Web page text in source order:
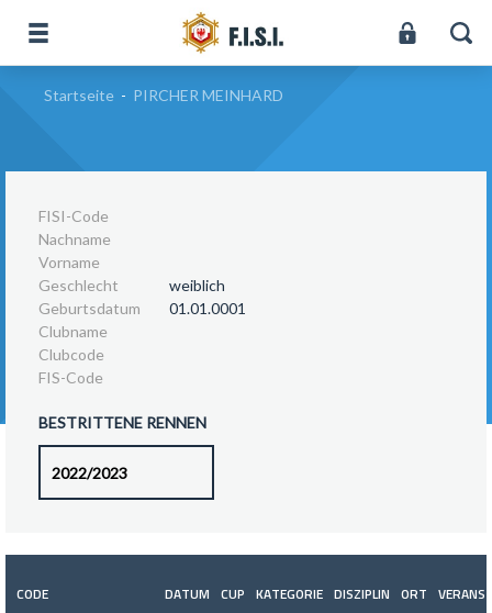
Startseite - PIRCHER MEINHARD
FISI-Code
Nachname
Vorname
Geschlecht
weiblich
Geburtsdatum
01.01.0001
Clubname
Clubcode
FIS-Code
BESTRITTENE RENNEN
CODE DATUM CUP KATEGORIE DISZIPLIN ORT